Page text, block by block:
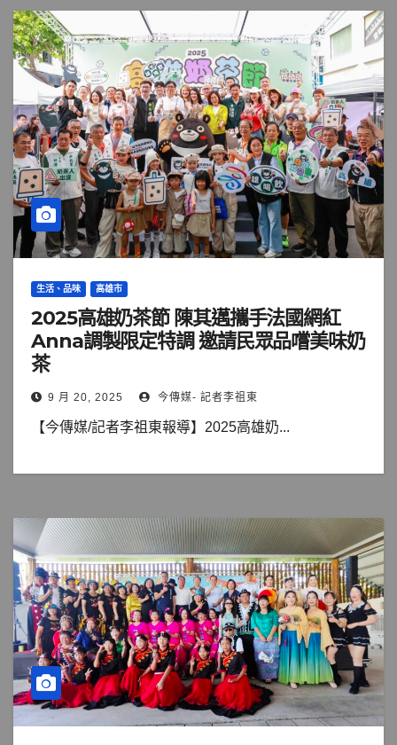
生活、品味 高雄市
2025高雄奶茶節 陳其邁攜手法國網紅
Anna調製限定特調 邀請民眾品嚐美味奶
茶
9 月 20, 2025 今傳媒- 記者李祖東
【今傳媒/記者李祖東報導】2025高雄奶...